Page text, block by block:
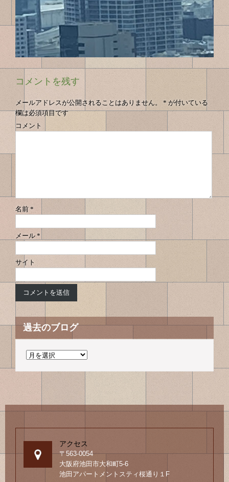
コメントを残す
メールアドレスが公開されることはありません。 *が付いている
欄は必須項目です
コメント
名前 *
メール*
サイト
過去のブログ
過
の
ブ
ロ
グ
アクセス
〒563-0054
大阪府池田市大和町5-6
池田アパートメントスティ桜通り１F